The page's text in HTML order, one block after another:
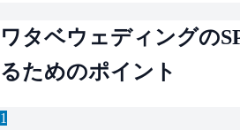
ワタベウェディングの
るためのポイント
1